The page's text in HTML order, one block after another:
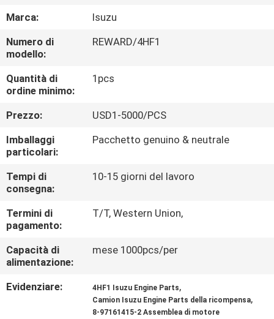
GIRO
DELLA
FABBRICA
CONTROLLO
DI
QUALITÀ
CONTATTICI
NOTIZIE
RICHIEDA
UNA
Marca:
Isuzu
Numero di
modello:
REWARD/4HF1
Quantità di
ordine minimo:
1pcs
Prezzo:
USD1-5000/PCS
Imballaggi
particolari:
Pacchetto genuino & neutrale
Tempi di
consegna:
10-15 giorni del lavoro
Termini di
pagamento:
T/T, Western Union,
Capacità di
alimentazione:
mese 1000pcs/per
Evidenziare: 4HF1 Isuzu Engine Parts,
Camion Isuzu Engine Parts della ricompensa,
8-97161415-2 Assemblea di motore